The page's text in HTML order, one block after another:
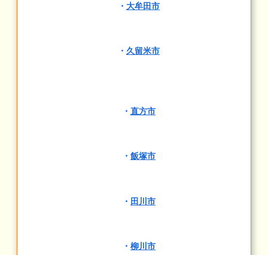
・ 大牟田市
・ 久留米市
・ 直方市
・ 飯塚市
・ 田川市
・ 柳川市